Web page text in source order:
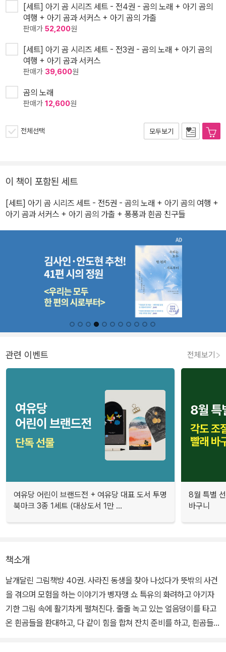
[세트] 아기 곰 시리즈 세트 - 전4권 - 곰의 노래 + 아기 곰의
여행 + 아기 곰과 서커스 + 아기 곰의 가출
판매가 52,200원
[세트] 아기 곰 시리즈 세트 - 전3권 - 곰의 노래 + 아기 곰의
여행 + 아기 곰과 서커스
판매가 39,600원
곰의 노래
판매가 12,600원
전체선택 모두보기
이 책이 포함된 세트
[세트] 아기 곰 시리즈 세트 - 전5권 - 곰의 노래 + 아기 곰의 여행 +
아기 곰과 서커스 + 아기 곰의 가출 + 퐁퐁과 흰곰 친구들
관련 이벤트 전체보기
여유당 어린이 브랜드전 + 여유당 대표 도서 투명
북마크 3종 1세트 (대상도서 1만 ...
8월 특별
바구니
책소개
날개달린 그림책방 40권. 사라진 동생을 찾아 나섰다가 뜻밖의 사건
을 겪으며 모험을 하는 이야기가 벵자맹 쇼 특유의 화려하고 아기자
기한 그림 속에 활기차게 펼쳐진다. 줄줄 녹고 있는 얼음덩이를 타고
온 흰곰들을 환대하고, 다 같이 힘을 합쳐 잔치 준비를 하고, 흰곰들을